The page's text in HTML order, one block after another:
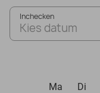
Inchecken
Kies datum
Ma
Di